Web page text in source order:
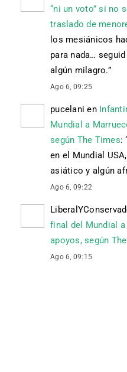
“ni un voto” si no
traslado de
los mesiánicos
para nada…
algún milagro.”
Ago 6, 09:25
pucelani en
Mundial a
según The Times:
en el Mundial
asiático y algún
Ago 6, 09:22
final del Mundial
apoyos, según
Ago 6, 09:15